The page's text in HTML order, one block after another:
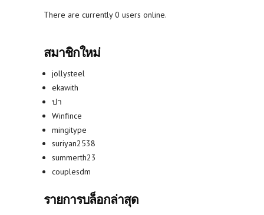
There are currently 0 users online.
สมาชิกใหม่
jollysteel
ekawith
ปา
Winfince
mingitype
suriyan2538
summerth23
couplesdm
รายการบล็อกล่าสุด